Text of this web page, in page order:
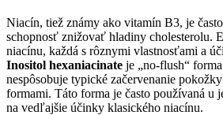
Niacín, tiež známy ako vitamín B3, je
schopnosť znižovať hladiny cholesterolu.
niacínu, každá s rôznymi vlastnosťami a
Inositol hexaniacinate je „no-flush“
nespôsobuje typické začervenanie
formami. Táto forma je často používaná u
na vedľajšie účinky klasického niacínu.